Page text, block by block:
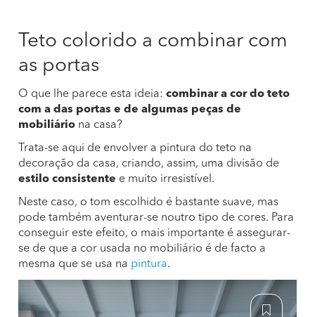
Teto colorido a combinar com
as portas
O que lhe parece esta ideia: combinar a cor do teto
com a das portas e de algumas peças de
mobiliário na casa?
Trata-se aqui de envolver a pintura do teto na
decoração da casa, criando, assim, uma divisão de
estilo consistente e muito irresistível.
Neste caso, o tom escolhido é bastante suave, mas
pode também aventurar-se noutro tipo de cores. Para
conseguir este efeito, o mais importante é assegurar-
se de que a cor usada no mobiliário é de facto a
mesma que se usa na pintura.